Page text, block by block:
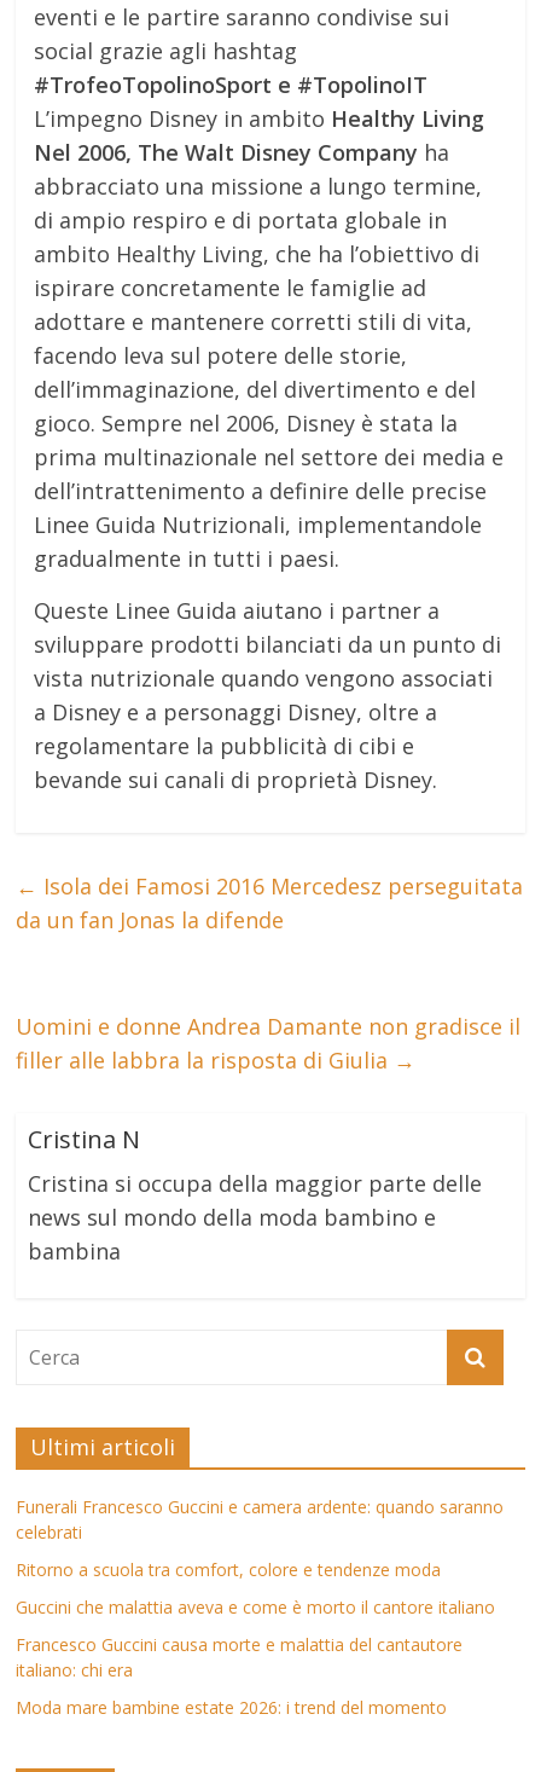
eventi e le partire saranno condivise sui
social grazie agli hashtag
#‎TrofeoTopolinoSport e #TopolinoIT
L’impegno Disney in ambito Healthy Living
Nel 2006, The Walt Disney Company ha
abbracciato una missione a lungo termine,
di ampio respiro e di portata globale in
ambito Healthy Living, che ha l’obiettivo di
ispirare concretamente le famiglie ad
adottare e mantenere corretti stili di vita,
facendo leva sul potere delle storie,
dell’immaginazione, del divertimento e del
gioco. Sempre nel 2006, Disney è stata la
prima multinazionale nel settore dei media e
dell’intrattenimento a definire delle precise
Linee Guida Nutrizionali, implementandole
gradualmente in tutti i paesi.
Queste Linee Guida aiutano i partner a
sviluppare prodotti bilanciati da un punto di
vista nutrizionale quando vengono associati
a Disney e a personaggi Disney, oltre a
regolamentare la pubblicità di cibi e
bevande sui canali di proprietà Disney.
← Isola dei Famosi 2016 Mercedesz perseguitata
da un fan Jonas la difende
Uomini e donne Andrea Damante non gradisce il
filler alle labbra la risposta di Giulia →
Cristina N
Cristina si occupa della maggior parte delle
news sul mondo della moda bambino e
bambina
Ultimi articoli
Funerali Francesco Guccini e camera ardente: quando saranno
celebrati
Ritorno a scuola tra comfort, colore e tendenze moda
Guccini che malattia aveva e come è morto il cantore italiano
Francesco Guccini causa morte e malattia del cantautore
italiano: chi era
Moda mare bambine estate 2026: i trend del momento